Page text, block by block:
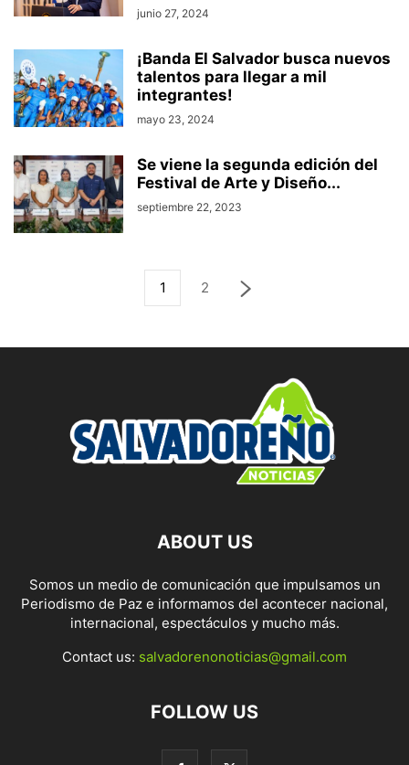
junio 27, 2024
¡Banda El Salvador busca nuevos
talentos para llegar a mil
integrantes!
mayo 23, 2024
Se viene la segunda edición del
Festival de Arte y Diseño...
septiembre 22, 2023
1 2
ABOUT US
Somos un medio de comunicación que impulsamos un
Periodismo de Paz e informamos del acontecer nacional,
internacional, espectáculos y mucho más.
Contact us: salvadorenonoticias@gmail.com
FOLLOW US